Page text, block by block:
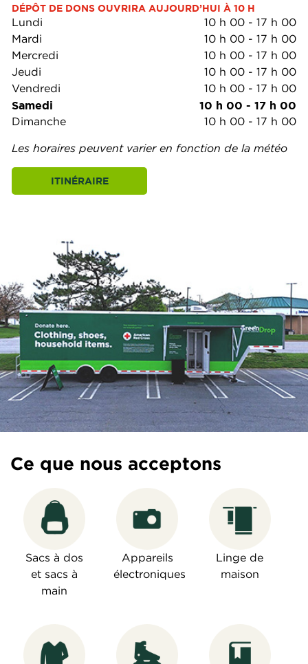
DÉPÔT DE DONS OUVRIRA AUJOURD’HUI À 10 H
Lundi 10 h 00 - 17 h 00
Mardi
10 h 00 - 17 h 00
Mercredi
10 h 00 - 17 h 00
Jeudi
10 h 00 - 17 h 00
Vendredi
10 h 00 - 17 h 00
Samedi 10 h 00 - 17 h 00
Dimanche 10 h 00 - 17 h 00
Les horaires peuvent varier en fonction de la météo
ITINÉRAIRE
Ce que nous acceptons
Sacs à dos
et sacs à
main
Appareils
électroniques
Linge de
maison